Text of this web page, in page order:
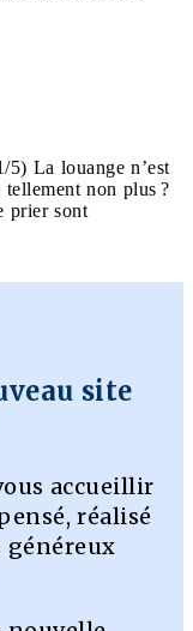
La louange n’est
tellement non plus ?
prier sont
site
accueillir
réalisé
généreux